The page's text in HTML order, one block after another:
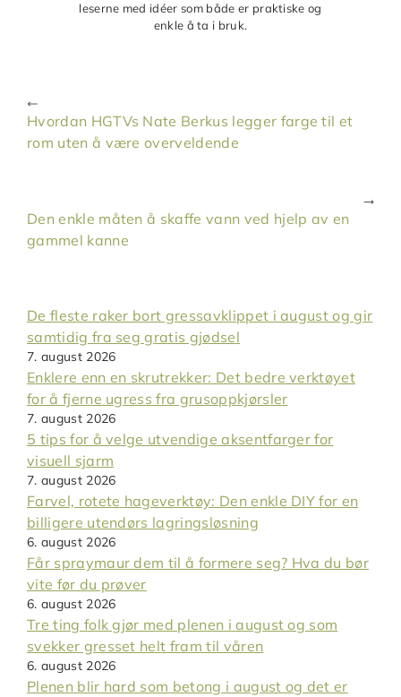
leserne med idéer som både er praktiske og
enkle å ta i bruk.
Hvordan HGTVs Nate Berkus legger farge til et
rom uten å være overveldende
Den enkle måten å skaffe vann ved hjelp av en
gammel kanne
De fleste raker bort gressavklippet i august og gir
samtidig fra seg gratis gjødsel
7. august 2026
Enklere enn en skrutrekker: Det bedre verktøyet
for å fjerne ugress fra grusoppkjørsler
7. august 2026
5 tips for å velge utvendige aksentfarger for
visuell sjarm
7. august 2026
Farvel, rotete hageverktøy: Den enkle DIY for en
billigere utendørs lagringsløsning
6. august 2026
Får spraymaur dem til å formere seg? Hva du bør
vite før du prøver
6. august 2026
Tre ting folk gjør med plenen i august og som
svekker gresset helt fram til våren
6. august 2026
Plenen blir hard som betong i august og det er